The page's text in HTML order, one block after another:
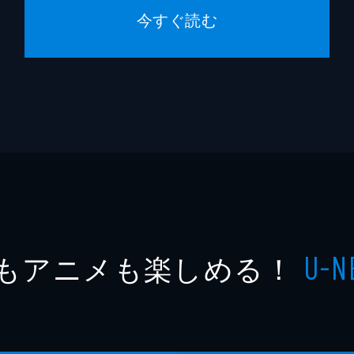
今すぐ読む
アニメも楽しめる！ U-